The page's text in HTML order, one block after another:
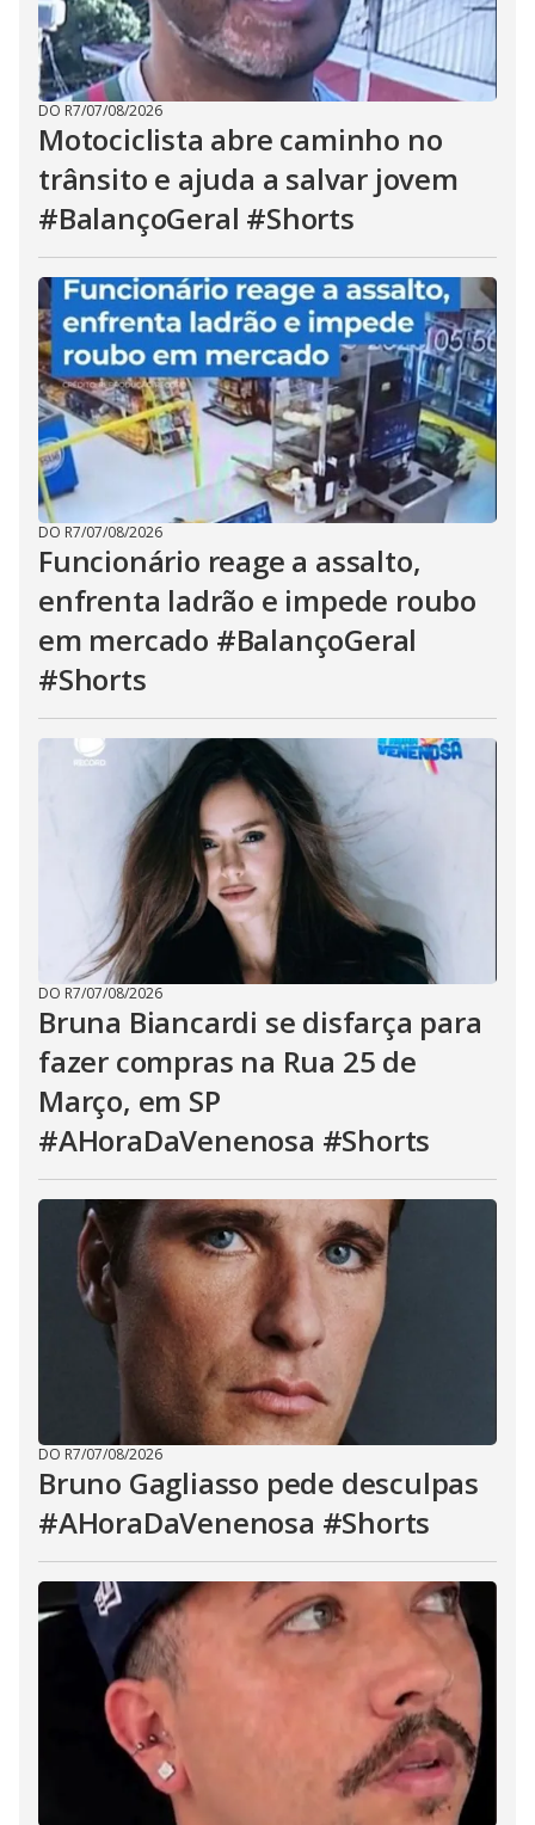
DO R7/07/08/2026
Motociclista abre caminho no
trânsito e ajuda a salvar jovem
#BalançoGeral #Shorts
DO R7/07/08/2026
Funcionário reage a assalto,
enfrenta ladrão e impede roubo
em mercado #BalançoGeral
#Shorts
DO R7/07/08/2026
Bruna Biancardi se disfarça para
fazer compras na Rua 25 de
Março, em SP
#AHoraDaVenenosa #Shorts
DO R7/07/08/2026
Bruno Gagliasso pede desculpas
#AHoraDaVenenosa #Shorts